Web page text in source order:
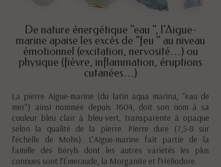
De nature énergétique "eau ", l’Aigue-
marine apaise les excès de "feu " au niveau
émotionnel (excitation, nervosité…) ou
physique (fièvre, inflammation, éruptions
cutanées…)
La pierre Aigue-marine (du latin aqua marina, "eau de
mer") ainsi nommée depuis 1604, doit son nom à sa
couleur bleu clair à bleu-vert, transparente à opaque
selon la qualité de la pierre. Pierre dure (7,5-8 sur
l’échelle de Mohs). L’Aigue-marine fait partie de la
famille des Béryls dont les autres variétés les plus
connues sont l’Émeraude, la Morganite et l’Héliodore.